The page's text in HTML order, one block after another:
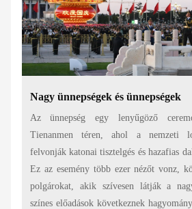
Nagy ünnepségek és ünnepségek
Az ünnepség egy lenyűgöző
Tienanmen téren, ahol a nemzeti
felvonják katonai tisztelgés és hazafias
Ez az esemény több ezer nézőt vonz,
polgárokat, akik szívesen látják a
színes előadások következnek